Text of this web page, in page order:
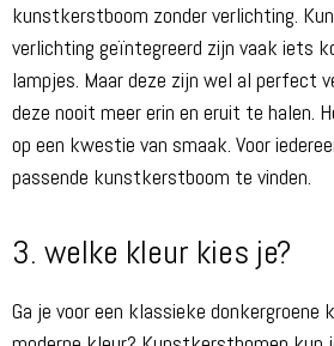
kunstkerstboom zonder verlichting.
verlichting geïntegreerd zijn vaak iets
lampjes. Maar deze zijn wel al perfect
deze nooit meer erin en eruit te halen.
op een kwestie van smaak. Voor
passende kunstkerstboom te vinden.
3. welke kleur kies je?
Ga je voor een klassieke donkergroene